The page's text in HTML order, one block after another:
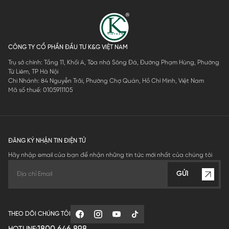
CÔNG TY CỔ PHẦN ĐẦU TƯ K&G VIỆT NAM
Trụ sở chính: Tầng 11, Khối A, Tòa nhà Sông Đà, Đường Phạm Hùng, Phường
Từ Liêm, TP Hà Nội
Chi Nhánh: 84 Nguyễn Trãi, Phường Chợ Quán, Hồ Chí Minh, Việt Nam
Mã số thuế: 0105911105
ĐĂNG KÝ NHẬN TIN ĐIỆN TỬ
Hãy nhập email của bạn để nhận những tin tức mới nhất của chúng tôi
GỬI
THEO DÕI CHÚNG TÔI